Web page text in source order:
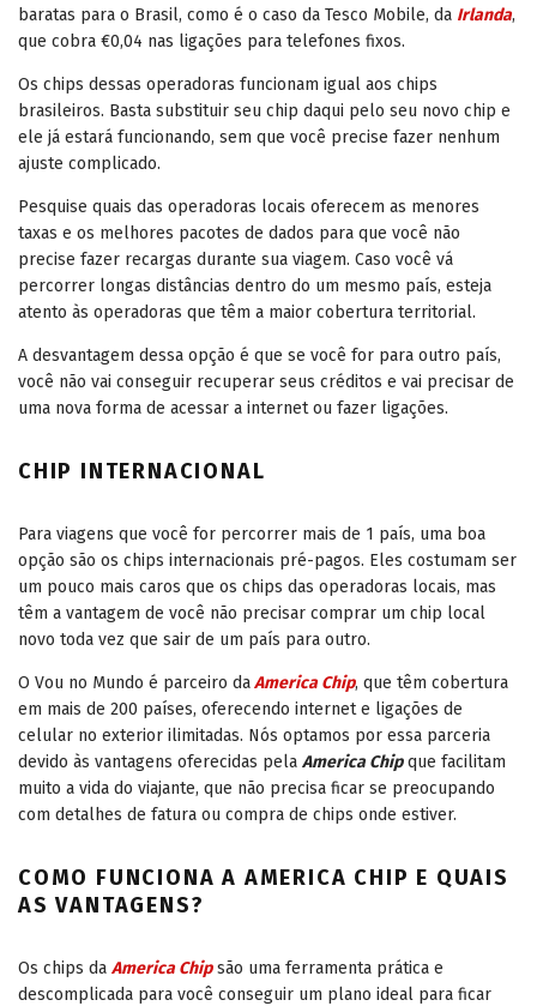
baratas para o Brasil, como é o caso da Tesco Mobile, da Irlanda,
que cobra €0,04 nas ligações para telefones fixos.
Os chips dessas operadoras funcionam igual aos chips
brasileiros. Basta substituir seu chip daqui pelo seu novo chip e
ele já estará funcionando, sem que você precise fazer nenhum
ajuste complicado.
Pesquise quais das operadoras locais oferecem as menores
taxas e os melhores pacotes de dados para que você não
precise fazer recargas durante sua viagem. Caso você vá
percorrer longas distâncias dentro do um mesmo país, esteja
atento às operadoras que têm a maior cobertura territorial.
A desvantagem dessa opção é que se você for para outro país,
você não vai conseguir recuperar seus créditos e vai precisar de
uma nova forma de acessar a internet ou fazer ligações.
CHIP INTERNACIONAL
Para viagens que você for percorrer mais de 1 país, uma boa
opção são os chips internacionais pré-pagos. Eles costumam ser
um pouco mais caros que os chips das operadoras locais, mas
têm a vantagem de você não precisar comprar um chip local
novo toda vez que sair de um país para outro.
O Vou no Mundo é parceiro daAmerica Chip, que têm cobertura
em mais de 200 países, oferecendo internet e ligações de
celular no exterior ilimitadas. Nós optamos por essa parceria
devido às vantagens oferecidas pela America Chipque facilitam
muito a vida do viajante, que não precisa ficar se preocupando
com detalhes de fatura ou compra de chips onde estiver.
COMO FUNCIONA A AMERICA CHIP E QUAIS
AS VANTAGENS?
Os chips da America Chipsão uma ferramenta prática e
descomplicada para você conseguir um plano ideal para ficar